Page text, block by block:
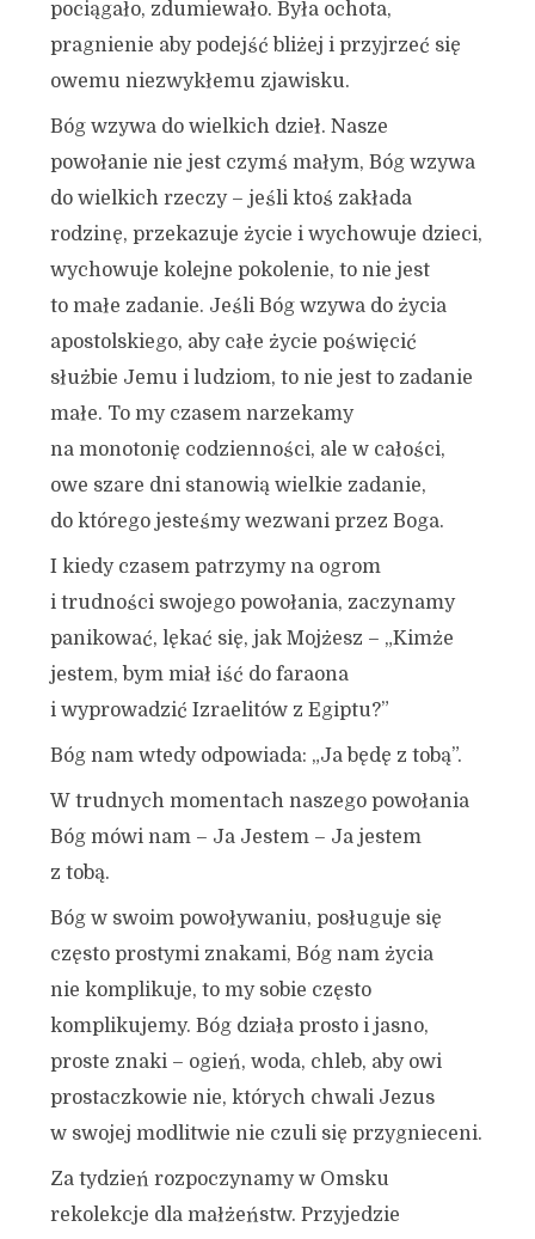
pociągało, zdumiewało. Była ochota,
pragnienie aby podejść bliżej i przyjrzeć się
owemu niezwykłemu zjawisku.
Bóg wzywa do wielkich dzieł. Nasze
powołanie nie jest czymś małym, Bóg wzywa
do wielkich rzeczy – jeśli ktoś zakłada
rodzinę, przekazuje życie i wychowuje dzieci,
wychowuje kolejne pokolenie, to nie jest
to małe zadanie. Jeśli Bóg wzywa do życia
apostolskiego, aby całe życie poświęcić
służbie Jemu i ludziom, to nie jest to zadanie
małe. To my czasem narzekamy
na monotonię codzienności, ale w całości,
owe szare dni stanowią wielkie zadanie,
do którego jesteśmy wezwani przez Boga.
I kiedy czasem patrzymy na ogrom
i trudności swojego powołania, zaczynamy
panikować, lękać się, jak Mojżesz – „Kimże
jestem, bym miał iść do faraona
i wyprowadzić Izraelitów z Egiptu?”
Bóg nam wtedy odpowiada: „Ja będę z tobą”.
W trudnych momentach naszego powołania
Bóg mówi nam – Ja Jestem – Ja jestem
z tobą.
Bóg w swoim powoływaniu, posługuje się
często prostymi znakami, Bóg nam życia
nie komplikuje, to my sobie często
komplikujemy. Bóg działa prosto i jasno,
proste znaki – ogień, woda, chleb, aby owi
prostaczkowie nie, których chwali Jezus
w swojej modlitwie nie czuli się przygnieceni.
Za tydzień rozpoczynamy w Omsku
rekolekcje dla małżeństw. Przyjedzie